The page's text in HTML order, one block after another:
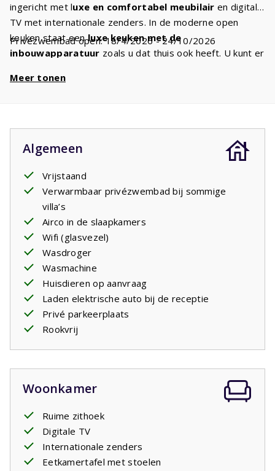
ingericht met luxe en comfortabel meubilair en digitale
TV met internationale zenders. In de moderne open
keuken staat eenluxe keuken met de
inbouwapparatuur zoals u dat thuis ook heeft. U kunt er
slaapkamers met
begane grond. De twee andere slaapkamers op de
eerste etage hebben de beschikking over de
tweede
met douche, toilet en een dubbele wastafel.
Er is een apart 2e toilet op de begane grond,
wasmachineen droger. In de ruime tuin geniet u van het
luxe tuinmeubilair met
duik in hetzwembaden ziet u de kinderen spelen in het
water. Sommige villa's hebben een
zwembad. U kunt dit als betaalde voorkeur bij uw
boeking doorgeven.
Uw verblijf is inclusief opgemaakte bedden.
Privézwembad open: 18/4/2026 - 24/10/2026
Meer tonen
Algemeen
Vrijstaand
Verwarmbaar privézwembad bij sommige
villa’s
Airco in de slaapkamers
Wifi (glasvezel)
Wasdroger
Wasmachine
Huisdieren op aanvraag
Laden elektrische auto bij de receptie
Privé parkeerplaats
Rookvrij
Woonkamer
Ruime zithoek
Digitale TV
Internationale zenders
Eetkamertafel met stoelen